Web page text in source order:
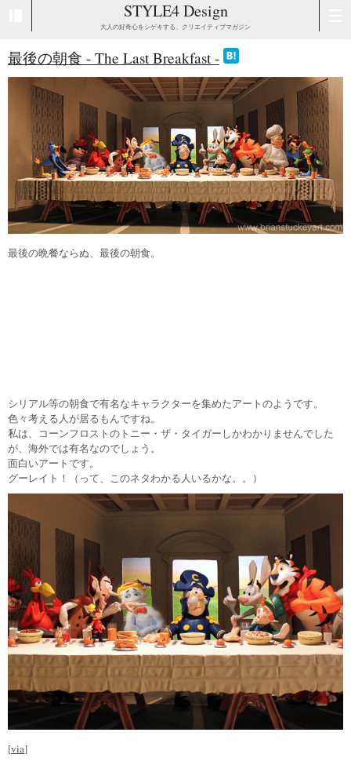
STYLE4 Design
大人の好奇心をシゲキする、クリエイティブマガジン
最後の朝食 - The Last Breakfast -
最後の晩餐ならぬ、最後の朝食。
シリアル等の朝食で有名なキャラクターを集めたアートのようです。
色々考える人が居るもんですね。
私は、コーンフロストのトニー・ザ・タイガーしかわかりませんでした
が、海外では有名なのでしょう。
面白いアートです。
グーレイト！（って、このネタわかる人いるかな。。）
[via]